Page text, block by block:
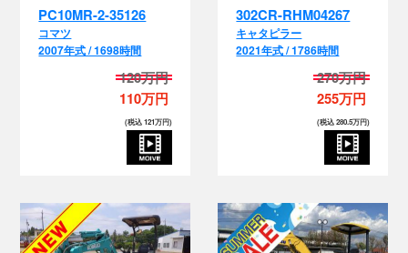
PC10MR-2-35126
コマツ
2007年式 / 1698時間
120万円
110万円
(税込 121万円)
302CR-RHM04267
キャタピラー
2021年式 / 1786時間
270万円
255万円
(税込 280.5万円)